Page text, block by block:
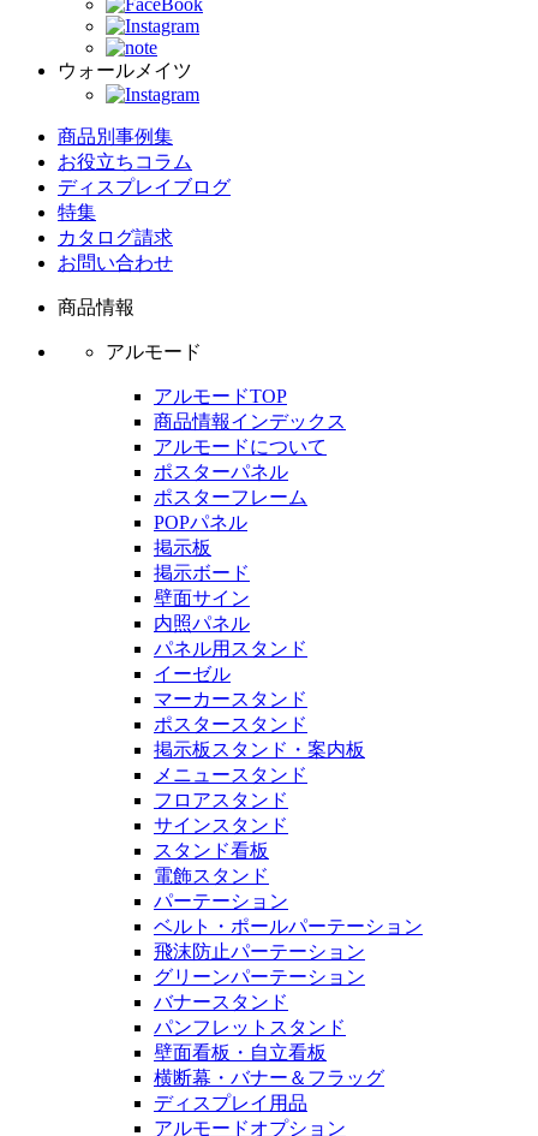
ウォールメイツ
商品別事例集
お役立ちコラム
ディスプレイブログ
特集
カタログ請求
お問い合わせ
商品情報
アルモード
アルモードTOP
商品情報インデックス
アルモードについて
ポスターパネル
ポスターフレーム
POPパネル
掲示板
掲示ボード
壁面サイン
内照パネル
パネル用スタンド
イーゼル
マーカースタンド
ポスタースタンド
掲示板スタンド・案内板
メニュースタンド
フロアスタンド
サインスタンド
スタンド看板
電飾スタンド
パーテーション
ベルト・ポールパーテーション
飛沫防止パーテーション
グリーンパーテーション
バナースタンド
パンフレットスタンド
壁面看板・自立看板
横断幕・バナー＆フラッグ
ディスプレイ用品
アルモードオプション